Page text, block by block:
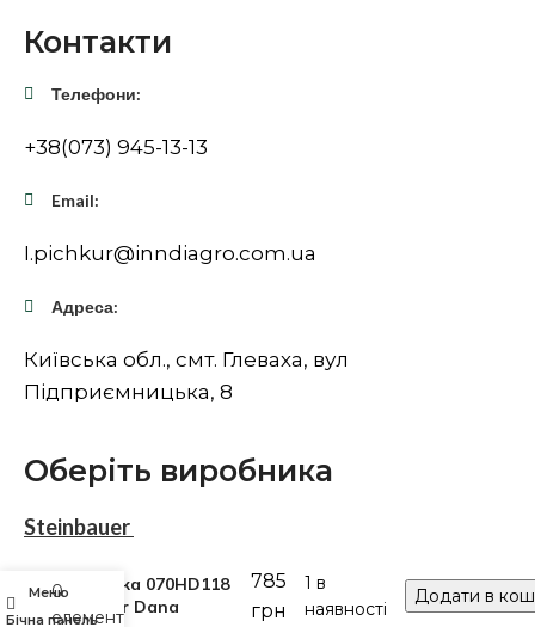
Контакти
Телефони:
+38(073) 945-13-13
Email:
I.pichkur@inndiagro.com.ua
Адреса:
Київська обл., смт. Глеваха, вул
Підприємницька, 8
Оберіть виробника
Steinbauer
SpraytecВтулка 070HD118
Spicer Dana
785
грн
1 в
наявності
Додати в
Бічна панель
Меню
0
елементів